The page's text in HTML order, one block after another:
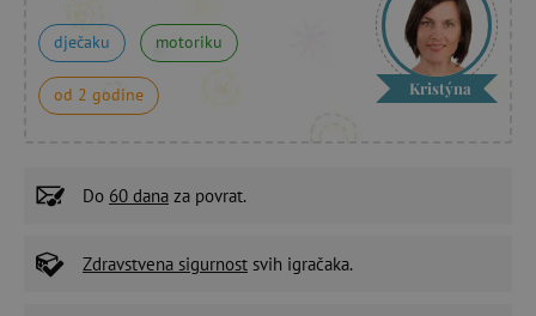
dječaku motoriku
od 2 godine Kristýna
Do 60 dana za povrat.
Zdravstvena sigurnost svih igračaka.